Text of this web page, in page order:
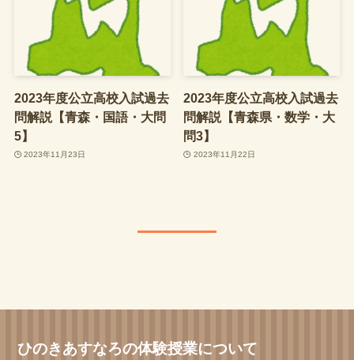
2023年度公立高校入試過去
問解説【青森・国語・大問
5】
2023年11月23日
2023年度公立高校入試過去
問解説【青森県・数学・大
問3】
2023年11月22日
ひのきあすなろの体験授業について